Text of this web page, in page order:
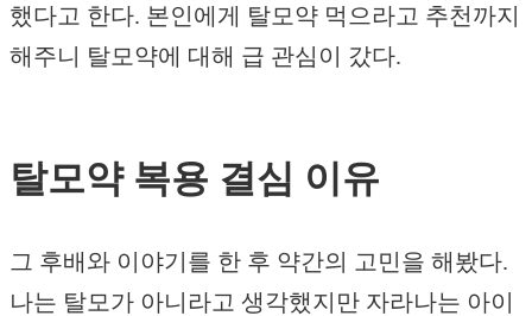
했다고 한다. 본인에게 탈모약 먹으라고 추천까지
해주니 탈모약에 대해 급 관심이 갔다.
탈모약 복용 결심 이유
그 후배와 이야기를 한 후 약간의 고민을 해봤다.
나는 탈모가 아니라고 생각했지만 자라나는 아이